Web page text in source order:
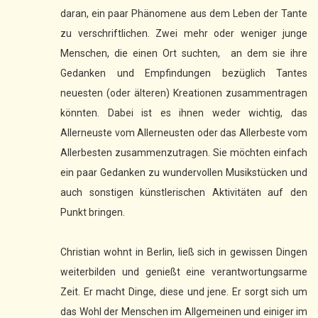
daran, ein paar Phänomene aus dem Leben der Tante
zu verschriftlichen. Zwei mehr oder weniger junge
Menschen, die einen Ort suchten, an dem sie ihre
Gedanken und Empfindungen bezüglich Tantes
neuesten (oder älteren) Kreationen zusammentragen
könnten. Dabei ist es ihnen weder wichtig, das
Allerneuste vom Allerneusten oder das Allerbeste vom
Allerbesten zusammenzutragen. Sie möchten einfach
ein paar Gedanken zu wundervollen Musikstücken und
auch sonstigen künstlerischen Aktivitäten auf den
Punkt bringen.
Christian wohnt in Berlin, ließ sich in gewissen Dingen
weiterbilden und genießt eine verantwortungsarme
Zeit. Er macht Dinge, diese und jene. Er sorgt sich um
das Wohl der Menschen im Allgemeinen und einiger im